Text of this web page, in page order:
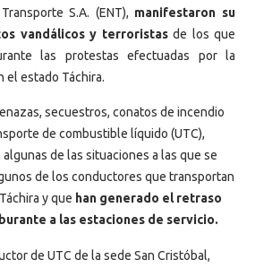
S.A. (ENT), manifestaron su
vandálicos y terroristasde los que
las protestas efectuadas por la
el estado Táchira.
secuestros, conatos de incendio
de combustible líquido (UTC),
de las situaciones a las que se
de los conductores que transportan
y que han generado el retraso
a las estaciones de servicio.
de UTC de la sede San Cristóbal,